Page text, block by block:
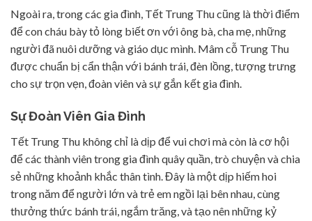
Ngoài ra, trong các gia đình, Tết Trung Thu cũng là thời điểm
để con cháu bày tỏ lòng biết ơn với ông bà, cha mẹ, những
người đã nuôi dưỡng và giáo dục mình. Mâm cỗ Trung Thu
được chuẩn bị cẩn thận với bánh trái, đèn lồng, tượng trưng
cho sự trọn vẹn, đoàn viên và sự gắn kết gia đình.
Sự Đoàn Viên Gia Đình
Tết Trung Thu không chỉ là dịp để vui chơi mà còn là cơ hội
để các thành viên trong gia đình quây quần, trò chuyện và chia
sẻ những khoảnh khắc thân tình. Đây là một dịp hiếm hoi
trong năm để người lớn và trẻ em ngồi lại bên nhau, cùng
thưởng thức bánh trái, ngắm trăng, và tạo nên những kỷ